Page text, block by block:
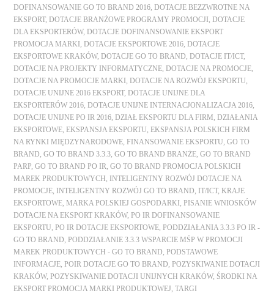
DOFINANSOWANIE GO TO BRAND 2016,DOTACJE BEZZWROTNE NA
EKSPORT,DOTACJE BRANŻOWE PROGRAMY PROMOCJI ,DOTACJE
DLA EKSPORTERÓW,DOTACJE DOFINANSOWANIE EKSPORT
PROMOCJA MARKI ,DOTACJE EKSPORTOWE 2016,DOTACJE
EKSPORTOWE KRAKÓW,DOTACJE GO TO BRAND,DOTACJE IT/ICT,
DOTACJE NA PROJEKTY INFORMATYCZNE,DOTACJE NA PROMOCJE,
DOTACJE NA PROMOCJE MARKI ,DOTACJE NA ROZWÓJ EKSPORTU,
DOTACJE UNIJNE 2016 EKSPORT,DOTACJE UNIJNE DLA
EKSPORTERÓW 2016,DOTACJE UNIJNE INTERNACJONALIZACJA 2016,
DOTACJE UNIJNE PO IR 2016,DZIAŁ EKSPORTU DLA FIRM,DZIAŁANIA
EKSPORTOWE,EKSPANSJA EKSPORTU,EKSPANSJA POLSKICH FIRM
NA RYNKI MIĘDZYNARODOWE, FINANSOWANIE EKSPORTU,GO TO
BRAND,GO TO BRAND 3.3.3,GO TO BRAND BRANŻE,GO TO BRAND
PARP,GO TO BRAND PO IR,GO TO BRAND PROMOCJA POLSKICH
MAREK PRODUKTOWYCH,
INTELIGENTNY ROZWÓJ DOTACJE NA
PROMOCJE, INTELIGENTNY ROZWÓJ GO TO BRAND, IT/ICT,KRAJE
EKSPORTOWE,MARKA POLSKIEJ GOSPODARKI , PISANIE WNIOSKÓW
DOTACJE NA EKSPORT KRAKÓW, PO IR DOFINANSOWANIE
EKSPORTU, PO IR DOTACJE EKSPORTOWE, PODDZIAŁANIA 3.3.3 PO IR -
GO TO BRAND, PODDZIAŁANIE 3.3.3 WSPARCIE MŚP W PROMOCJI
MAREK PRODUKTOWYCH - GO TO BRAND, PODSTAWOWE
INFORMACJE, POIR DOTACJE GO TO BRAND, POZYSKIWANIE DOTACJI
KRAKÓW, POZYSKIWANIE DOTACJI UNIJNYCH KRAKÓW, ŚRODKI NA
EKSPORT PROMOCJA MARKI PRODUKTOWEJ,TARGI